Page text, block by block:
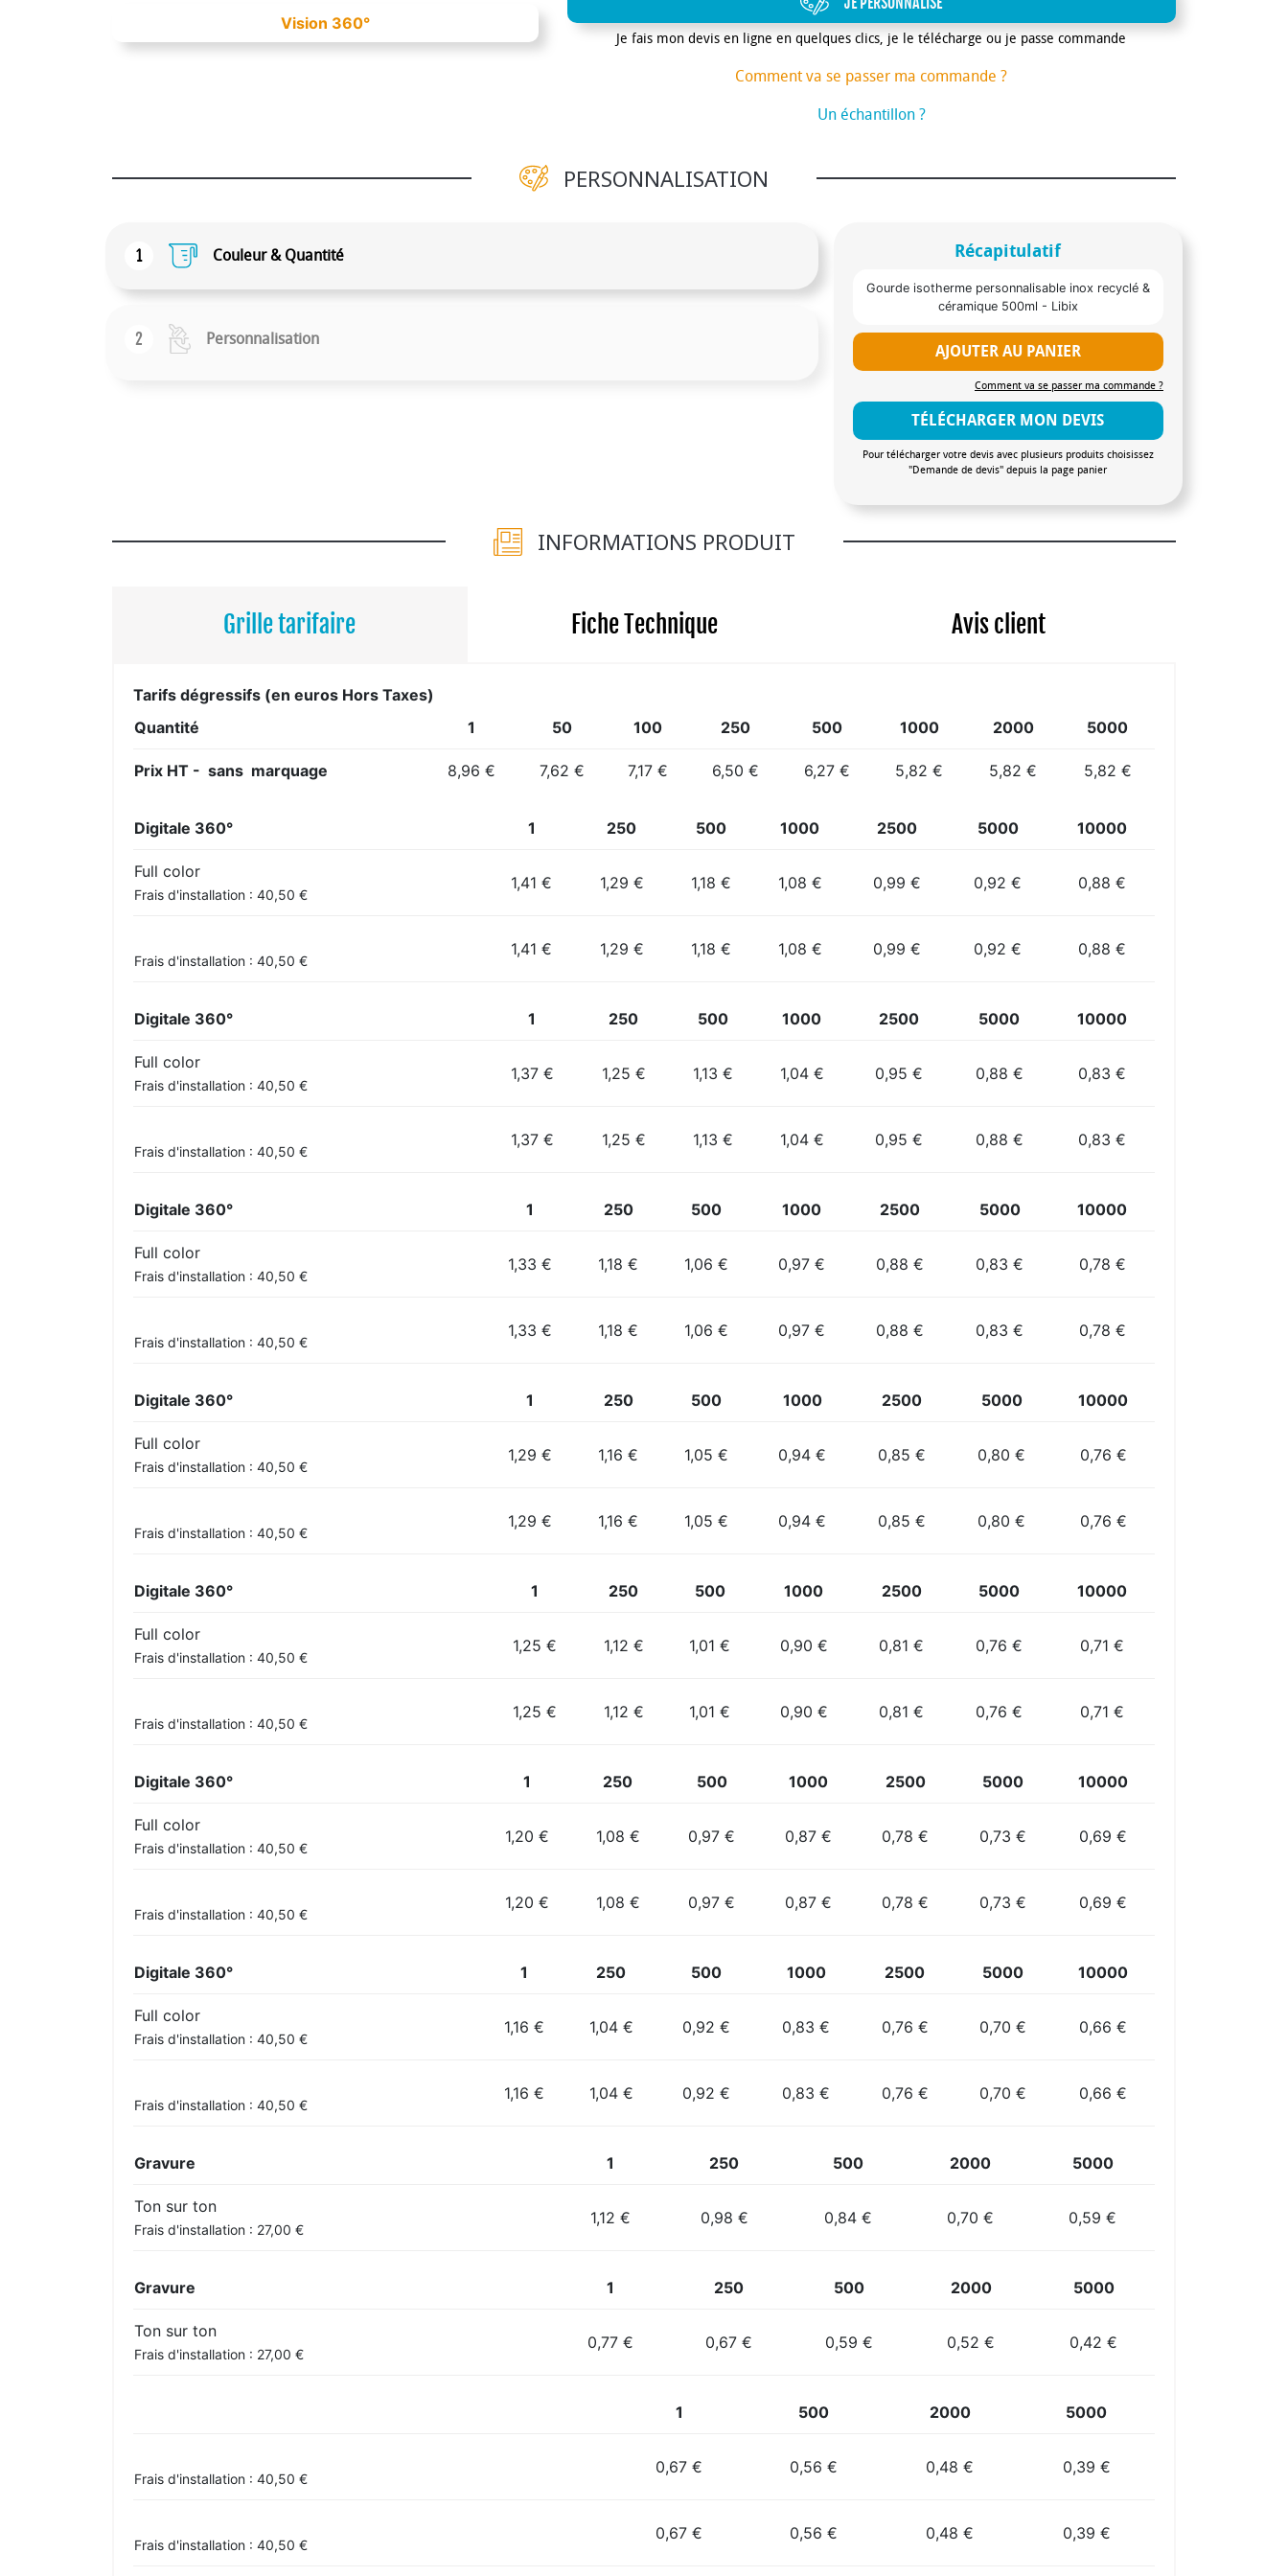
Vision 360°
Je fais mon devis en ligne en quelques clics, je le télécharge ou je passe commande
Comment va se passer ma commande ?
Un échantillon ?
PERSONNALISATION
1 Couleur & Quantité
2 Personnalisation
Récapitulatif
Gourde isotherme personnalisable inox recyclé &
céramique 500ml - Libix
AJOUTER AU PANIER
Comment va se passer ma commande ?
TÉLÉCHARGER MON DEVIS
Pour télécharger votre devis avec plusieurs produits choisissez
"Demande de devis" depuis la page panier
INFORMATIONS PRODUIT
Grille tarifaire Fiche Technique Avis client
Tarifs dégressifs (en euros Hors Taxes)
Quantité
1 50 100 250 500 1000 2000 5000
Prix HT - sans marquage 8,96 € 7,62 € 7,17 € 6,50 € 6,27 € 5,82 € 5,82 € 5,82 €
Digitale 360° 1 250 500 1000 2500 5000 10000
Full color
Frais d'installation : 40,50 €
1,41 € 1,29 € 1,18 € 1,08 € 0,99 € 0,92 € 0,88 €
Frais d'installation : 40,50 €
1,41 € 1,29 € 1,18 € 1,08 € 0,99 € 0,92 € 0,88 €
Digitale 360° 1 250 500 1000 2500 5000 10000
Full color
Frais d'installation : 40,50 €
1,37 € 1,25 € 1,13 € 1,04 € 0,95 € 0,88 € 0,83 €
Frais d'installation : 40,50 €
1,37 € 1,25 € 1,13 € 1,04 € 0,95 € 0,88 € 0,83 €
Digitale 360° 1 250 500 1000 2500 5000 10000
Full color
Frais d'installation : 40,50 €
1,33 € 1,18 € 1,06 € 0,97 € 0,88 € 0,83 € 0,78 €
Frais d'installation : 40,50 €
1,33 € 1,18 € 1,06 € 0,97 € 0,88 € 0,83 € 0,78 €
Digitale 360° 1 250 500 1000 2500 5000 10000
Full color
Frais d'installation : 40,50 €
1,29 € 1,16 € 1,05 € 0,94 € 0,85 € 0,80 € 0,76 €
Frais d'installation : 40,50 €
1,29 € 1,16 € 1,05 € 0,94 € 0,85 € 0,80 € 0,76 €
Digitale 360° 1 250 500 1000 2500 5000 10000
Full color
Frais d'installation : 40,50 €
1,25 € 1,12 € 1,01 € 0,90 € 0,81 € 0,76 € 0,71 €
Frais d'installation : 40,50 €
1,25 € 1,12 € 1,01 € 0,90 € 0,81 € 0,76 € 0,71 €
Digitale 360° 1 250 500 1000 2500 5000 10000
Full color
Frais d'installation : 40,50 €
1,20 € 1,08 € 0,97 € 0,87 € 0,78 € 0,73 € 0,69 €
Frais d'installation : 40,50 €
1,20 € 1,08 € 0,97 € 0,87 € 0,78 € 0,73 € 0,69 €
Digitale 360° 1 250 500 1000 2500 5000 10000
Full color
Frais d'installation : 40,50 €
1,16 € 1,04 € 0,92 € 0,83 € 0,76 € 0,70 € 0,66 €
Frais d'installation : 40,50 €
1,16 € 1,04 € 0,92 € 0,83 € 0,76 € 0,70 € 0,66 €
Gravure 1 250 500 2000 5000
Ton sur ton
Frais d'installation : 27,00 €
1,12 € 0,98 € 0,84 € 0,70 € 0,59 €
Gravure 1 250 500 2000 5000
Ton sur ton
Frais d'installation : 27,00 €
0,77 € 0,67 € 0,59 € 0,52 € 0,42 €
1 500 2000 5000
Frais d'installation : 40,50 €
0,67 € 0,56 € 0,48 € 0,39 €
Frais d'installation : 40,50 €
0,67 € 0,56 € 0,48 € 0,39 €